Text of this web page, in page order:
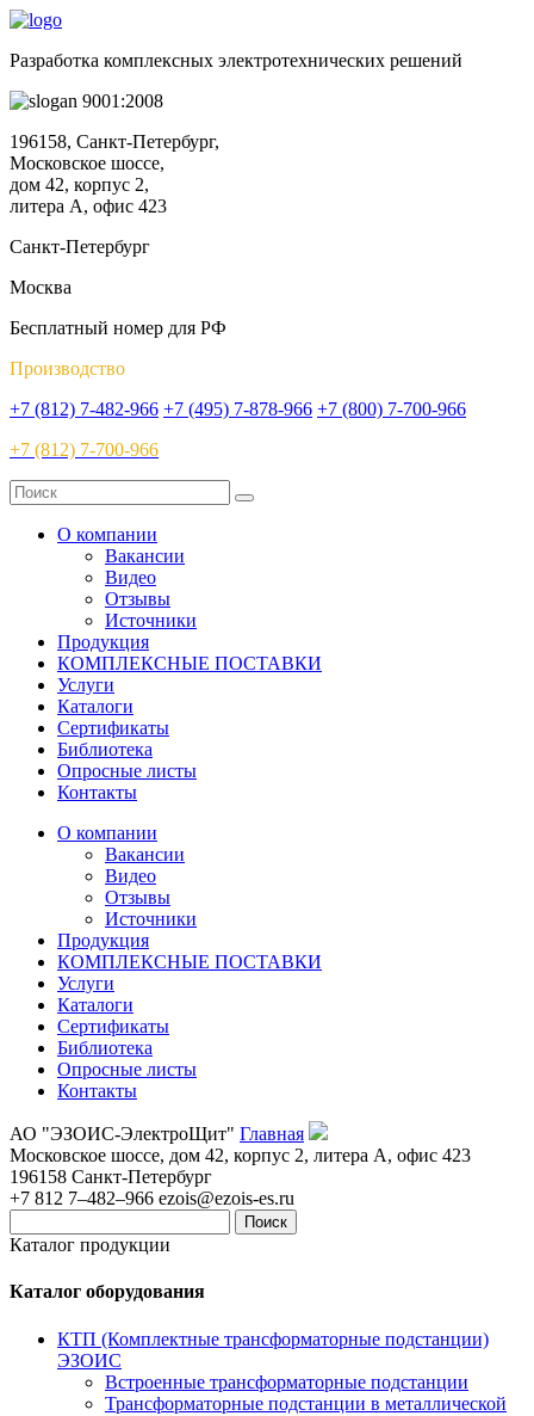
Разработка комплексных электротехнических решений
9001:2008
196158, Санкт-Петербург,
Московское шоссе,
дом 42, корпус 2,
литера А, офис 423
Санкт-Петербург
Москва
Бесплатный номер для РФ
Производство
+7 (812) 7-482-966 +7 (495) 7-878-966 +7 (800) 7-700-966
+7 (812) 7-700-966
О компании
Вакансии
Видео
Отзывы
Источники
Продукция
КОМПЛЕКСНЫЕ ПОСТАВКИ
Услуги
Каталоги
Сертификаты
Библиотека
Опросные листы
Контакты
О компании
Вакансии
Видео
Отзывы
Источники
Продукция
КОМПЛЕКСНЫЕ ПОСТАВКИ
Услуги
Каталоги
Сертификаты
Библиотека
Опросные листы
Контакты
АО "ЭЗОИС-ЭлектроЩит" Главная
Московское шоссе, дом 42, корпус 2, литера А, офис 423
196158 Санкт-Петербург
+7 812 7–482–966 ezois@ezois-es.ru
Поиск
Каталог продукции
Каталог оборудования
КТП (Комплектные трансформаторные подстанции)
ЭЗОИС
Встроенные трансформаторные подстанции
Трансформаторные подстанции в металлической